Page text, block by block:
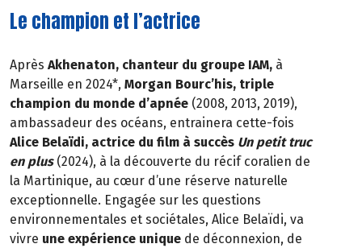
Le champion et l’actrice
Après Akhenaton, chanteur du groupe IAM, à
Marseille en 2024*, Morgan Bourc’his, triple
champion du monde d’apnée (2008, 2013, 2019),
ambassadeur des océans, entrainera cette-fois
Alice Belaïdi, actrice du film à succès Un petit truc
en plus(2024), à la découverte du récif coralien de
la Martinique, au cœur d’une réserve naturelle
exceptionnelle. Engagée sur les questions
environnementales et sociétales, Alice Belaïdi, va
vivre une expérience unique de déconnexion, de